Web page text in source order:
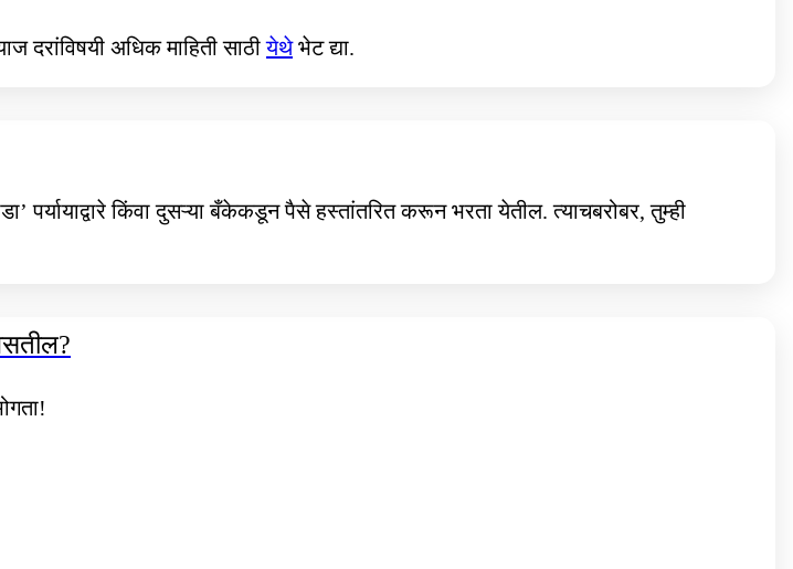
दरांविषयी अधिक माहिती साठीयेथेभेट द्या.
किंवा दुसऱ्या बँकेकडून पैसे हस्तांतरित करून भरता येतील. त्याचबरोबर, तुम्ही